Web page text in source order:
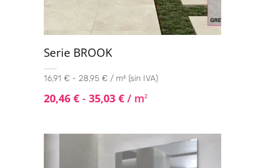
Serie BROOK
16,91 € - 28,95 € / m² (sin IVA)
20,46 € - 35,03 € / m2